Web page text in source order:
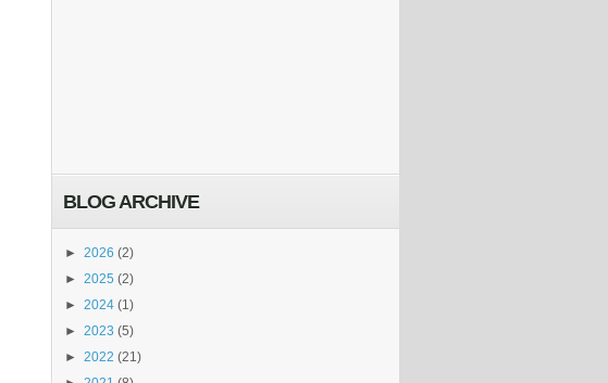
BLOG ARCHIVE
► 2026 (2)
► 2025 (2)
► 2024 (1)
► 2023 (5)
► 2022 (21)